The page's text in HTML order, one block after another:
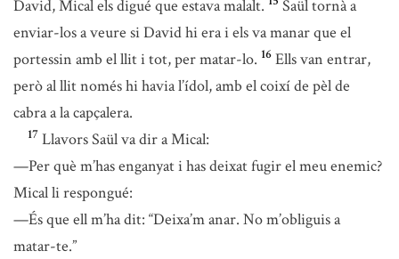
David, Mical els digué que estava malalt.
Saül tornà a
enviar-los a veure si David hi era i els va manar que el
portessin amb el llit i tot, per matar-lo. 16 Ells van entrar,
però al llit només hi havia l’ídol, amb el coixí de pèl de
cabra a la capçalera.
17 Llavors Saül va dir a Mical:
—Per què m’has enganyat i has deixat fugir el meu enemic?
Mical li respongué:
—És que ell m’ha dit: “Deixa’m anar. No m’obliguis a
matar-te.”